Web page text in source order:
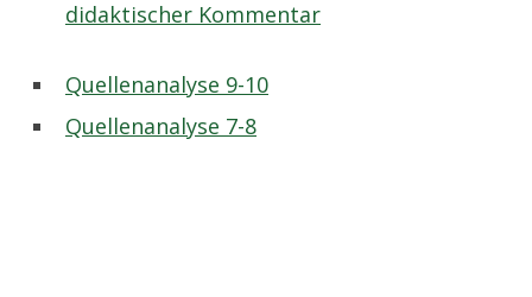
didaktischer Kommentar
Quellenanalyse 9-10
Quellenanalyse 7-8